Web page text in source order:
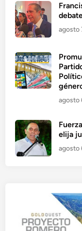
agosto
agosto
elija
agosto